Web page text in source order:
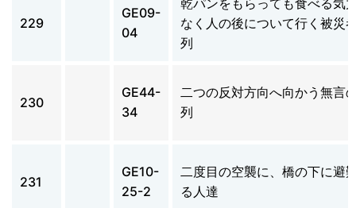
229
GE09-
04
なく人の後について行く被災
列
230
GE44-
34
二つの反対方向へ向かう無言
列
231
GE10-
25-2
二度目の空襲に、橋の下に避
る人達